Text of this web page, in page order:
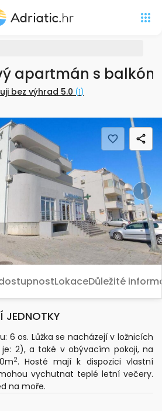
apartmán s
bez výhrad 5.0 (1)
Next
LokaceDůležité
JEDNOTKY
6 os. Lůžka se nacházejí v ložnicích
2), a také v obývacím pokoji, na
2. Hosté mají k dispozici vlastní
vychutnat teplé letní večery.
na moře.